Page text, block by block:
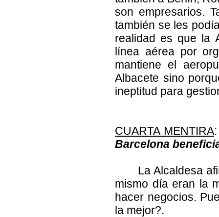
son empresarios.
también se les
realidad es que la
línea aérea por
mantiene el
Albacete sino
ineptitud para
CUARTA MENTIRA
Barcelona
La Alcaldesa
mismo día eran la
hacer negocios.
la mejor?.